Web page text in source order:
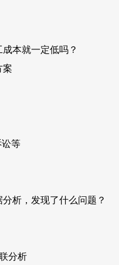
本就一定低吗？
案
等
析，发现了什么问题？
分析